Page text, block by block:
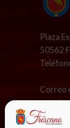
Plaza
50562
Correo